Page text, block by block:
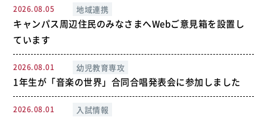
2026.08.05 地域連携
キャンパス周辺住民のみなさまへWebご意見箱を設置し
ています
2026.08.01 幼児教育専攻
1年生が「音楽の世界」合同合唱発表会に参加しました
2026.08.01 入試情報